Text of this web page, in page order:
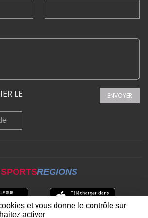
LE
ENVOYER
SPORTSREGIONS
et vous donne le contrôle sur
activer